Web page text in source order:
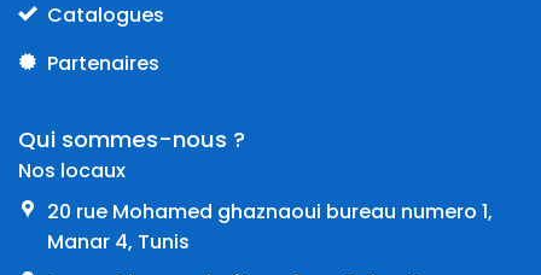
Catalogues
Partenaires
Qui sommes-nous ?
Nos locaux
20 rue Mohamed ghaznaoui bureau numero 1,
Manar 4, Tunis